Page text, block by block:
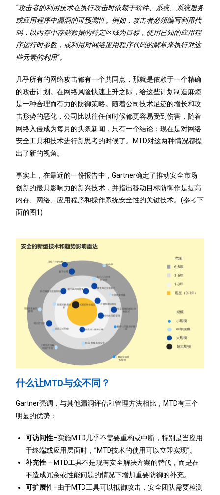
“攻击者的利用技术在执行攻击时依赖于软件、系统、系统服务
或应用程序中漏洞的可预测性。例如，攻击者必须编写利用代
码，以内存中存储数据的特定区域为目标，使用已知的应用程
序运行时参数，或利用对网络应用程序代码的解析来执行对这
些元素的利用”。
几乎所有的网络攻击都有一个共同点，那就是依赖于一个精确
的攻击计划。在网络风险快速上升之际，给这些计划制造麻烦
是一种合理而有力的防御策略。随着公司技术足迹的增长和攻
击形势的恶化，公司比以往任何时候都更容易受到伤害，随着
网络入侵成为每月的头条新闻，只有一个结论：现在是对网络
安全工具和技术进行新思考的时候了。MTD对这两种情况都提
出了新的视角。
事实上，在最近的一份报告中，Gartner确定了推动安全市场
创新的最具影响力的新兴技术，并指出移动目标防御作是提高
内存、网络、应用程序和操作系统安全性的关键技术。(参考下
面的图1)
什么让MTD与众不同？
Gartner强调，与其他漏洞评估和管理方法相比，MTD有三个
明显的优势：
可访问性–实施MTD几乎不需要重构或中断，特别是当应用
于终端或应用层面时，”MTD技术的使用可以立即实现”。
补充性 – MTD工具不是现有安全解决方案的替代，而是在
不造成冗余或性能问题的情况下增加重要防御的补充。
可扩展性–由于MTD工具可以抵御攻击，安全团队需要检测